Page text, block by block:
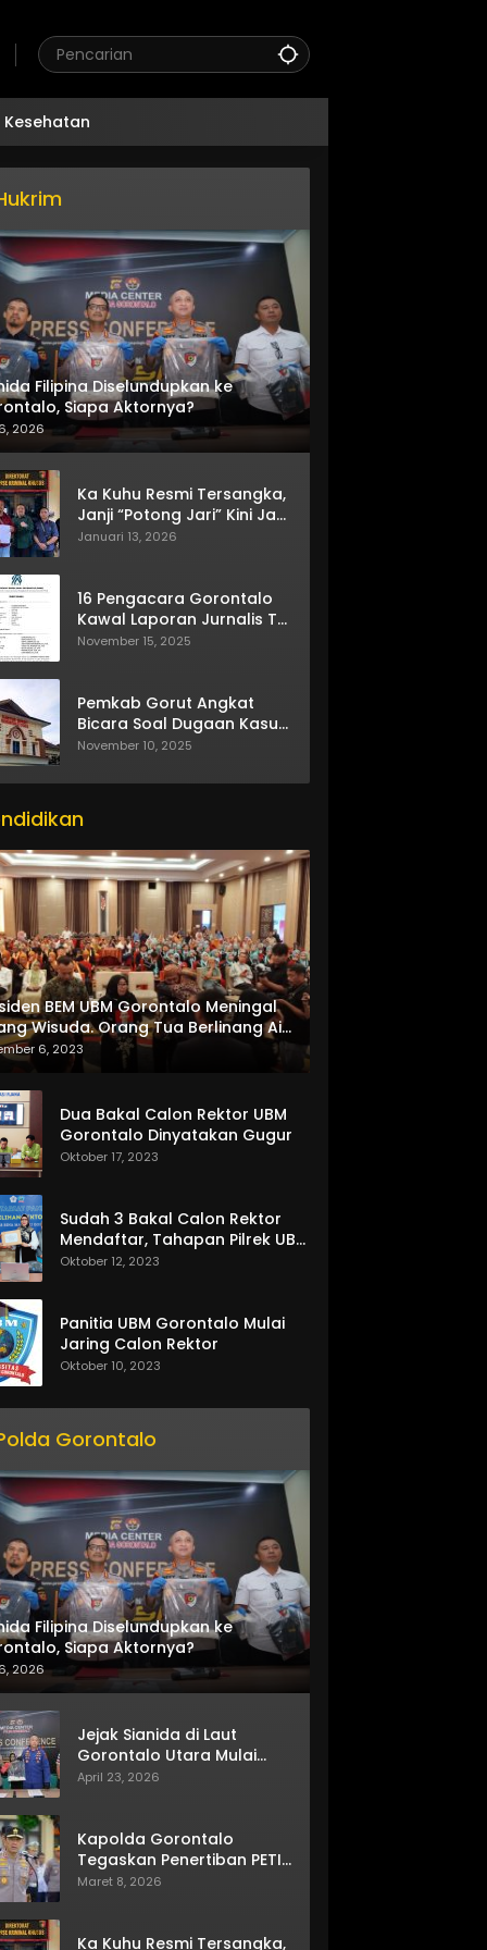
Kesehatan
Filipina Diselundupkan ke
Siapa Aktornya?
2026
Ka Kuhu Resmi Tersangka,
Janji “Potong Jari” Kini Jadi
Bumerang
Januari 13, 2026
16 Pengacara Gorontalo
Kawal Laporan Jurnalis TV
One
November 15, 2025
Pemkab Gorut Angkat
Bicara Soal Dugaan Kasus
Asusila Oknum ASN
November 10, 2025
BEM UBM Gorontalo Meningal
Wisuda. Orang Tua Berlinang Air
Menerima SKL dan Pemasangan
6, 2023
Dua Bakal Calon Rektor UBM
Gorontalo Dinyatakan Gugur
Oktober 17, 2023
Sudah 3 Bakal Calon Rektor
Mendaftar, Tahapan Pilrek UBM
Gorontalo Makin Seru
Oktober 12, 2023
Panitia UBM Gorontalo Mulai
Jaring Calon Rektor
Oktober 10, 2023
Gorontalo
Filipina Diselundupkan ke
Siapa Aktornya?
2026
Jejak Sianida di Laut
Gorontalo Utara Mulai
Terkuak
April 23, 2026
Kapolda Gorontalo
Tegaskan Penertiban PETI
Terus Berjalan
Maret 8, 2026
Ka Kuhu Resmi Tersangka,